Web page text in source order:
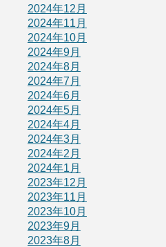
2024年12月
2024年11月
2024年10月
2024年9月
2024年8月
2024年7月
2024年6月
2024年5月
2024年4月
2024年3月
2024年2月
2024年1月
2023年12月
2023年11月
2023年10月
2023年9月
2023年8月